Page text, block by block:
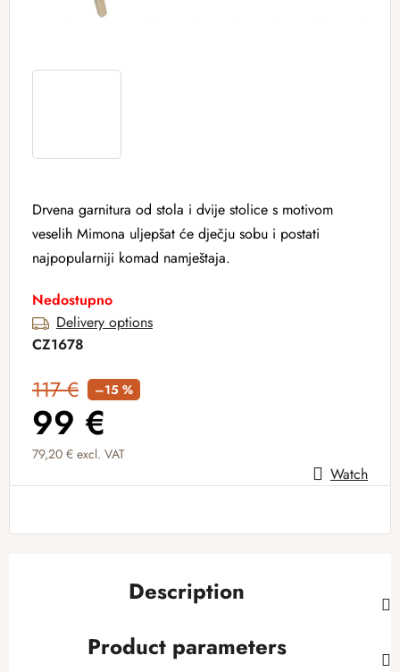
Drvena garnitura od stola i dvije stolice s motivom
veselih Mimona uljepšat će dječju sobu i postati
najpopularniji komad namještaja.
Nedostupno
Delivery options
CZ1678
117 € –15 %
99 €
79,20 € excl. VAT
Measure price: Watch
Description
Product parameters